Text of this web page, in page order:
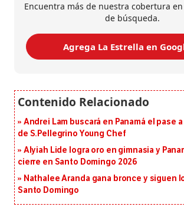
Encuentra más de nuestra cobertura
de búsqueda.
Agrega La Estrella en
Andrei Lam buscará en Panamá el pase
de S.Pellegrino Young Chef
Alyiah Lide logra oro en gimnasia y
cierre en Santo Domingo 2026
Nathalee Aranda gana bronce y siguen
Santo Domingo